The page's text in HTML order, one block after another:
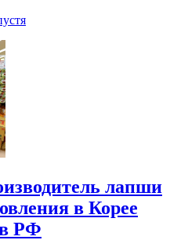
лапши
в Корее
РФ